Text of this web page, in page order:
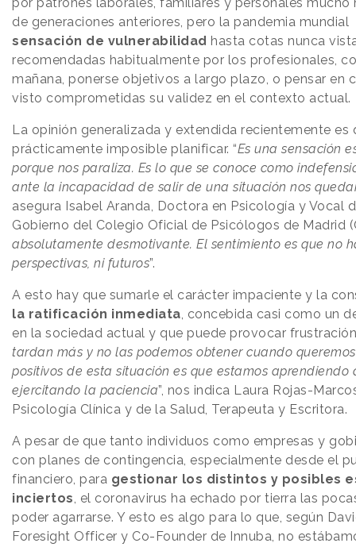
de generaciones anteriores, pero la pandemia
sensación de vulnerabilidad hasta cotas nunca
recomendadas habitualmente por los profesionales,
mañana, ponerse objetivos a largo plazo, o pensar en
visto comprometidas su validez en el contexto actual.
La opinión generalizada y extendida recientemente es
prácticamente imposible planificar. “Es una sensación
porque nos paraliza. Es lo que se conoce como
ante la incapacidad de salir de una situación nos
asegura Isabel Aranda, Doctora en Psicología y Vocal
Gobierno del Colegio Oficial de Psicólogos de Madrid
absolutamente desmotivante. El sentimiento es que no
perspectivas, ni futuros”.
A esto hay que sumarle el carácter impaciente y la
la ratificación inmediata, concebida casi como un
en la sociedad actual y que puede provocar
tardan más y no las podemos obtener cuando
positivos de esta situación es que estamos aprendiendo
ejercitando la paciencia”, nos indica Laura Rojas-
Psicología Clínica y de la Salud, Terapeuta y Escritora.
A pesar de que tanto individuos como empresas y
con planes de contingencia, especialmente desde el
financiero, para gestionar los distintos y posibles
inciertos, el coronavirus ha echado por tierra las
poder agarrarse. Y esto es algo para lo que, según
Foresight Officer y Co-Founder de Innuba, no